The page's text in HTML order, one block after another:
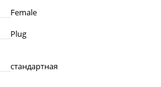
Female
Plug
стандартная